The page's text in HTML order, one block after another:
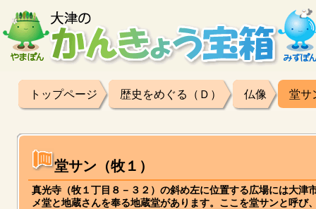
トップページ 歴史をめぐる（Ｄ） 仏像 堂サ
堂サン（牧１）
真光寺（牧１丁目８－３２）の斜め左に位置する広場には大
メ堂と地蔵さんを奉る地蔵堂があります。ここを堂サンと呼び